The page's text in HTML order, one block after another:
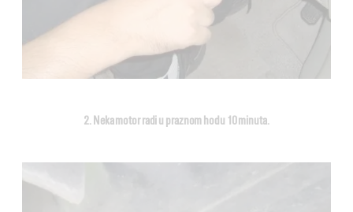
2. Neka motor radi u praznom hodu 10 minuta.